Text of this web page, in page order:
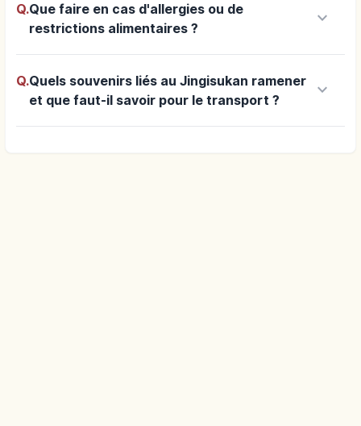
Q.Que faire en cas d'allergies ou de
restrictions alimentaires ?
keyboard_arrow_down
Q.Quels souvenirs liés au Jingisukan ramener
et que faut-il savoir pour le transport ?
keyboard_arrow_down